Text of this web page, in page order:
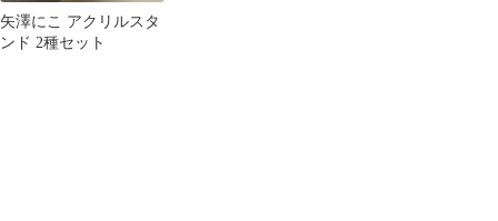
矢澤にこ アクリルスタ
ンド 2種セット